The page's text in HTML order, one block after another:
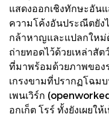
แสดงออกเชิงทักษะอัน
ความโค้งอันประณีตยัง
กล้าหาญและแปลกใหม่
ถ่ายทอดไว้ด้วยเหล่าสัต
ที่มาพร้อมด้วยภาพขอ
เกรงขามที่ปรากฏโฉม
เพนเวิร์ก
อกเก็ต โรร์ ทั้งยังเผยใ